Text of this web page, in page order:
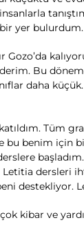
yer bulurdum.
Bu
daha
Tüm
benim için
destekliyor.
kibar ve